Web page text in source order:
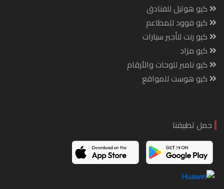
كيو هوتيل للفنادق
كيو فوود للمطاعم
كيو رنت لتأجير سيارات
كيو مزاد
كيو نامبر للوحات والأرقام
كيو هوست للمواقع
حمل تطبيقنا